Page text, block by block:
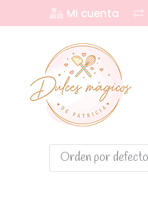
Mi cuenta